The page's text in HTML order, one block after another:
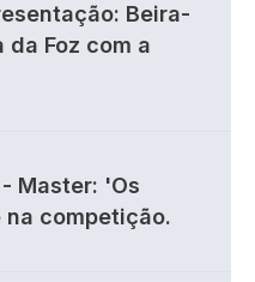
Beira-
da Foz com a
Master: 'Os
competição.